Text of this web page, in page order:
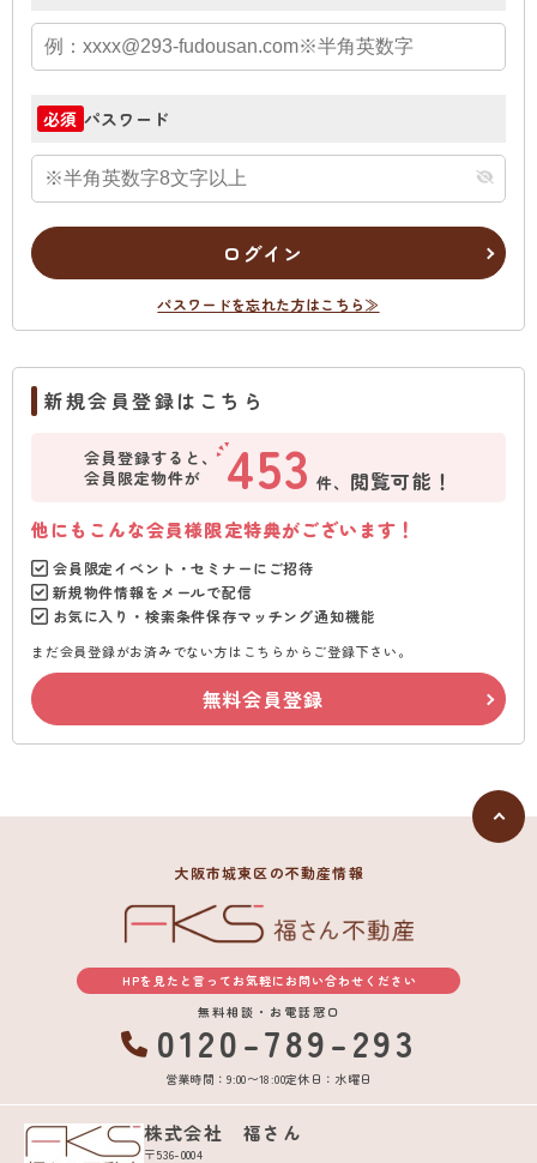
必須 パスワード
ログイン
パスワードを忘れた方はこちら≫
新規会員登録はこちら
会員登録すると、
会員限定物件が
453 件、 閲覧可能！
他にもこんな会員様限定特典がございます！
会員限定イベント・セミナーにご招待
新規物件情報をメールで配信
お気に入り・検索条件保存マッチング通知機能
まだ会員登録がお済みでない方はこちらからご登録下さい。
無料会員登録
大阪市城東区の不動産情報
HPを見たと言ってお気軽にお問い合わせください
無料相談・お電話窓口
0120-789-293
営業時間：9:00〜18:00定休日：水曜日
株式会社 福さん
〒536-0004